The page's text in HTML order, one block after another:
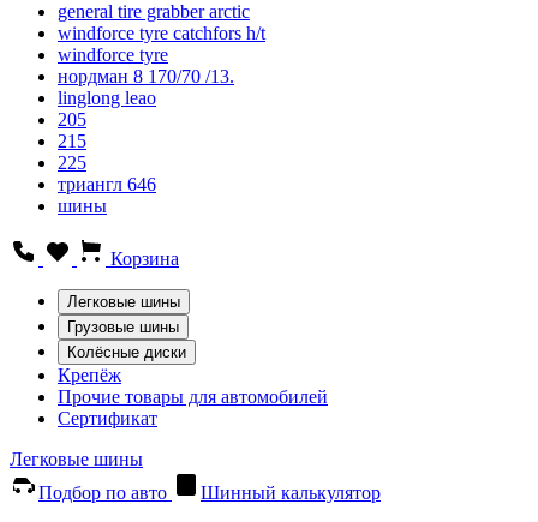
general tire grabber arctic
windforce tyre catchfors h/t
windforce tyre
нордман 8 170/70 /13.
linglong leao
205
215
225
триангл 646
шины
Корзина
Легковые шины
Грузовые шины
Колёсные диски
Крепёж
Прочие товары для автомобилей
Сертификат
Легковые шины
Подбор по авто
Шинный калькулятор